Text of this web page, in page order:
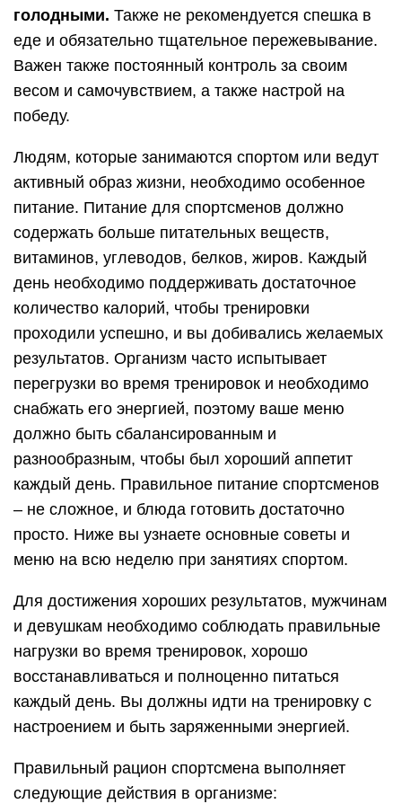
голодными. Также не рекомендуется спешка в
еде и обязательно тщательное пережевывание.
Важен также постоянный контроль за своим
весом и самочувствием, а также настрой на
победу.
Людям, которые занимаются спортом или ведут
активный образ жизни, необходимо особенное
питание. Питание для спортсменов должно
содержать больше питательных веществ,
витаминов, углеводов, белков, жиров. Каждый
день необходимо поддерживать достаточное
количество калорий, чтобы тренировки
проходили успешно, и вы добивались желаемых
результатов. Организм часто испытывает
перегрузки во время тренировок и необходимо
снабжать его энергией, поэтому ваше меню
должно быть сбалансированным и
разнообразным, чтобы был хороший аппетит
каждый день. Правильное питание спортсменов
– не сложное, и блюда готовить достаточно
просто. Ниже вы узнаете основные советы и
меню на всю неделю при занятиях спортом.
Для достижения хороших результатов, мужчинам
и девушкам необходимо соблюдать правильные
нагрузки во время тренировок, хорошо
восстанавливаться и полноценно питаться
каждый день. Вы должны идти на тренировку с
настроением и быть заряженными энергией.
Правильный рацион спортсмена выполняет
следующие действия в организме: